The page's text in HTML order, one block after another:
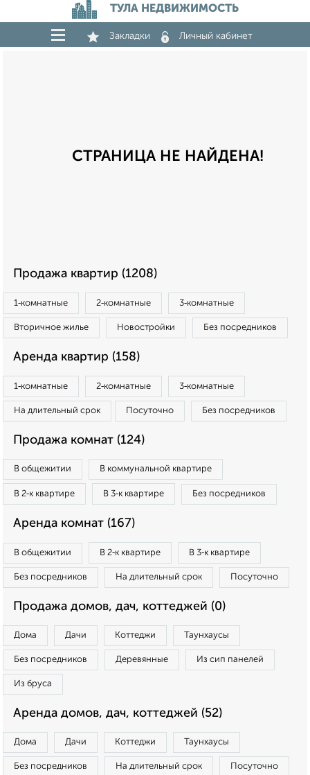
ТУЛА НЕДВИЖИМОСТЬ
Закладки Личный кабинет
СТРАНИЦА НЕ НАЙДЕНА!
Продажа квартир (1208)
1‑комнатные 2‑комнатные 3‑комнатные
Вторичное жилье Новостройки Без посредников
Аренда квартир (158)
1‑комнатные 2‑комнатные 3‑комнатные
На длительный срок Посуточно Без посредников
Продажа комнат (124)
В общежитии В коммунальной квартире
В 2‑к квартире В 3‑к квартире Без посредников
Аренда комнат (167)
В общежитии В 2‑к квартире В 3‑к квартире
Без посредников На длительный срок Посуточно
Продажа домов, дач, коттеджей (0)
Дома Дачи Коттеджи Таунхаусы
Без посредников Деревянные Из сип панелей
Из бруса
Аренда домов, дач, коттеджей (52)
Дома Дачи Коттеджи Таунхаусы
Без посредников На длительный срок Посуточно